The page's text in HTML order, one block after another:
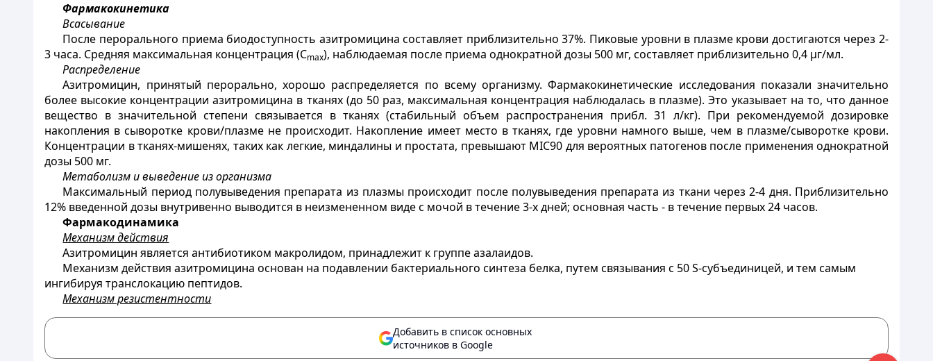
Фармакокинетика
Всасывание
После перорального приема биодоступность азитромицина составляет приблизительно 37%. Пиковые уровни в плазме крови достигаются через 2-
3 часа. Средняя максимальная концентрация (Сmax), наблюдаемая после приема однократной дозы 500 мг, составляет приблизительно 0,4 µг/мл.
Распределение
Азитромицин, принятый перорально, хорошо распределяется по всему организму. Фармакокинетические исследования показали значительно
более высокие концентрации азитромицина в тканях (до 50 раз, максимальная концентрация наблюдалась в плазме). Это указывает на то, что данное
вещество в значительной степени связывается в тканях (стабильный объем распространения прибл. 31 л/кг). При рекомендуемой дозировке
накопления в сыворотке крови/плазме не происходит. Накопление имеет место в тканях, где уровни намного выше, чем в плазме/сыворотке крови.
Концентрации в тканях-мишенях, таких как легкие, миндалины и простата, превышают MIC90 для вероятных патогенов после применения однократной
дозы 500 мг.
Метаболизм и выведение из организма
Максимальный период полувыведения препарата из плазмы происходит после полувыведения препарата из ткани через 2-4 дня. Приблизительно
12% введенной дозы внутривенно выводится в неизмененном виде с мочой в течение 3-х дней; основная часть - в течение первых 24 часов.
Фармакодинамика
Механизм действия
Азитромицин является антибиотиком макролидом, принадлежит к группе азалаидов.
Механизм действия азитромицина основан на подавлении бактериального синтеза белка, путем связывания с 50 S-субъединицей, и тем самым
ингибируя транслокацию пептидов.
Механизм резистентности
Добавить в список основных
источников в Google